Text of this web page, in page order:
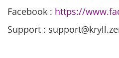
Facebook : https://
Support :